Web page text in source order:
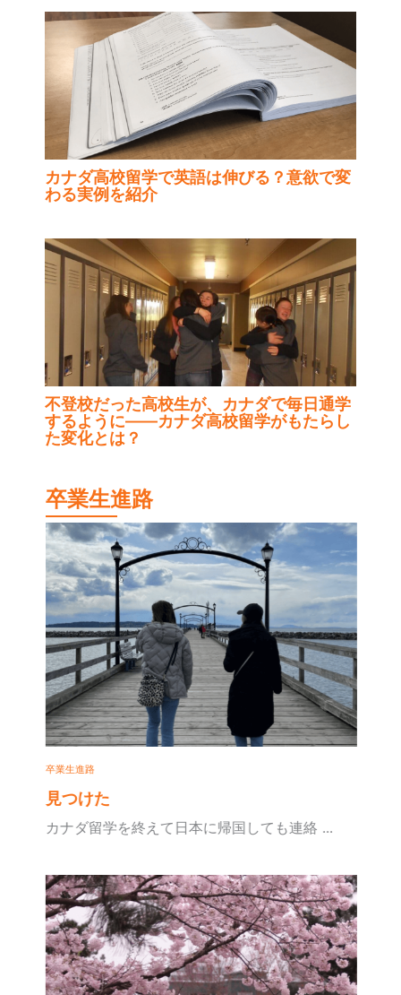
カナダ高校留学で英語は伸びる？意欲で変
わる実例を紹介
不登校だった高校生が、カナダで毎日通学
するように——カナダ高校留学がもたらし
た変化とは？
卒業生進路
卒業生進路
見つけた
カナダ留学を終えて日本に帰国しても連絡 ...